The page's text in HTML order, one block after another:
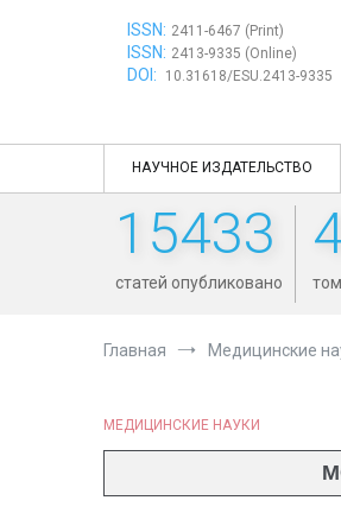
ISSN: 2411-6467 (Print)
ISSN: 2413-9335 (Online)
DOI: 10.31618/ESU.2413-9335
НАУЧНОЕ ИЗДАТЕЛЬСТВО
15433
статей опубликовано
Главная Медицинские
МЕДИЦИНСКИЕ НАУКИ